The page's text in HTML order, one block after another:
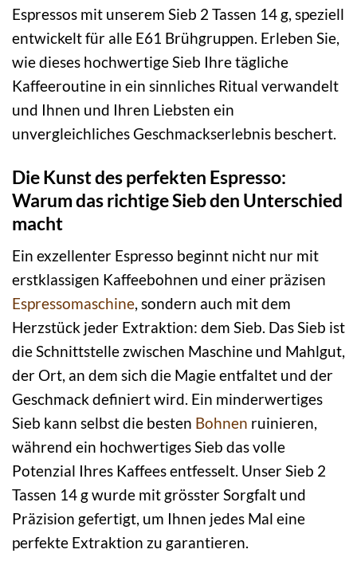
Espressos mit unserem Sieb 2 Tassen 14 g, speziell
entwickelt für alle E61 Brühgruppen. Erleben Sie,
wie dieses hochwertige Sieb Ihre tägliche
Kaffeeroutine in ein sinnliches Ritual verwandelt
und Ihnen und Ihren Liebsten ein
unvergleichliches Geschmackserlebnis beschert.
Die Kunst des perfekten Espresso:
Warum das richtige Sieb den Unterschied
macht
Ein exzellenter Espresso beginnt nicht nur mit
erstklassigen Kaffeebohnen und einer präzisen
Espressomaschine, sondern auch mit dem
Herzstück jeder Extraktion: dem Sieb. Das Sieb ist
die Schnittstelle zwischen Maschine und Mahlgut,
der Ort, an dem sich die Magie entfaltet und der
Geschmack definiert wird. Ein minderwertiges
Sieb kann selbst die besten Bohnen ruinieren,
während ein hochwertiges Sieb das volle
Potenzial Ihres Kaffees entfesselt. Unser Sieb 2
Tassen 14 g wurde mit grösster Sorgfalt und
Präzision gefertigt, um Ihnen jedes Mal eine
perfekte Extraktion zu garantieren.